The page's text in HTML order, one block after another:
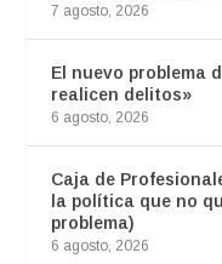
7 agosto, 2026
El nuevo problema
realicen delitos»
6 agosto, 2026
Caja de
la política que no
problema)
6 agosto, 2026